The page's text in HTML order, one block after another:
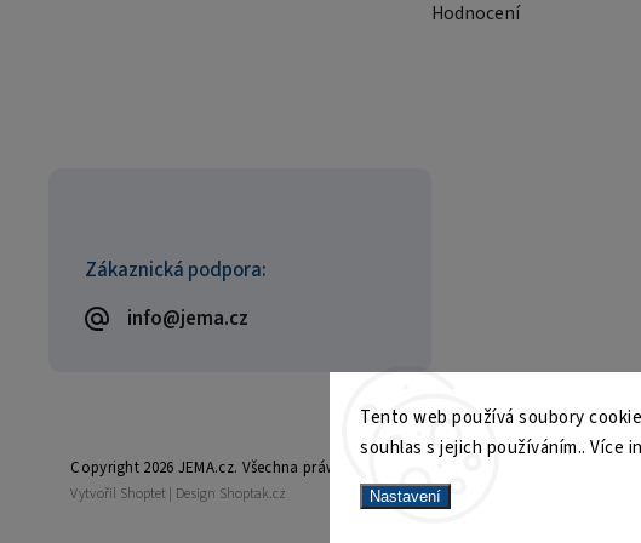
Tento web používá soubory
souhlas s jejich používáním.. Více
Nastavení
Zákaznická podpora:
info@jema.cz
Hodnocení
Copyright 2026 JEMA.cz. Všechna práva vyhrazena.
Vytvořil Shoptet | Design Shoptak.cz